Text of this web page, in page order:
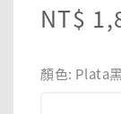
Sale
NT$
顏色: Plata